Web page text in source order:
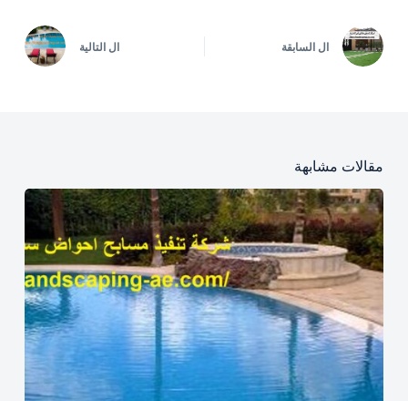
ال السابقة ال التالية
مقالات مشابهة